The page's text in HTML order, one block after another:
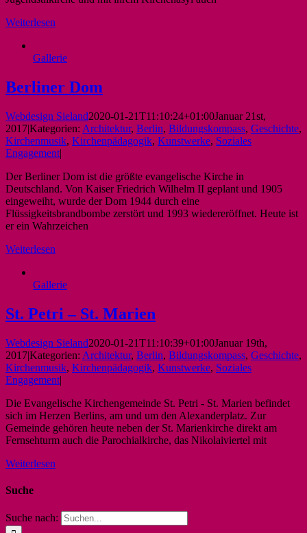
Weiterlesen
Gallerie
Berliner Dom
Webdesign Sieland2020-01-21T11:10:24+01:00Januar 21st,
2017|Kategorien: Architektur, Berlin, Bildungskompass, Geschichte,
Kirchenmusik, Kirchenpädagogik, Kunstwerke, Soziales
Engagement|
Der Berliner Dom ist die größte evangelische Kirche in
Deutschland. Von Kaiser Friedrich Wilhelm II geplant und 1905
eingeweiht, wurde der Dom 1944 durch eine
Flüssigkeitsbrandbombe zerstört und 1993 wiedereröffnet. Heute ist
er ein Wahrzeichen
Weiterlesen
Gallerie
St. Petri – St. Marien
Webdesign Sieland2020-01-21T11:10:39+01:00Januar 19th,
2017|Kategorien: Architektur, Berlin, Bildungskompass, Geschichte,
Kirchenmusik, Kirchenpädagogik, Kunstwerke, Soziales
Engagement|
Die Evangelische Kirchengemeinde St. Petri - St. Marien befindet
sich im Herzen Berlins, am und um den Alexanderplatz. Zur
Gemeinde gehören heute neben der St. Marienkirche direkt am
Fernsehturm auch die Parochialkirche, das Nikolaiviertel mit
Weiterlesen
Suche
Suche nach: